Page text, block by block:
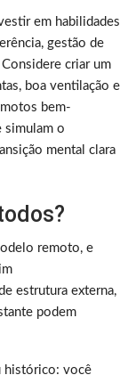
em habilidades
gestão de
criar um
boa ventilação e
bem-
simulam o
mental clara
remoto, e
estrutura externa,
podem
histórico: você